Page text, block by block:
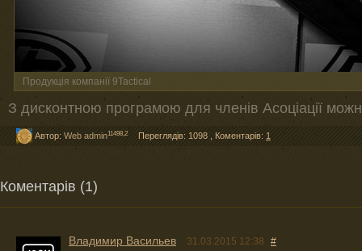
Продукція компанії 9Tactical
З дисконтною програмою для членів Асоціації
Автор: Web admin11498,2 Переглядів: 1098 Коментарів: 1
Коментарів (1)
Владимир Васильев 31.03.2015 12:38
#